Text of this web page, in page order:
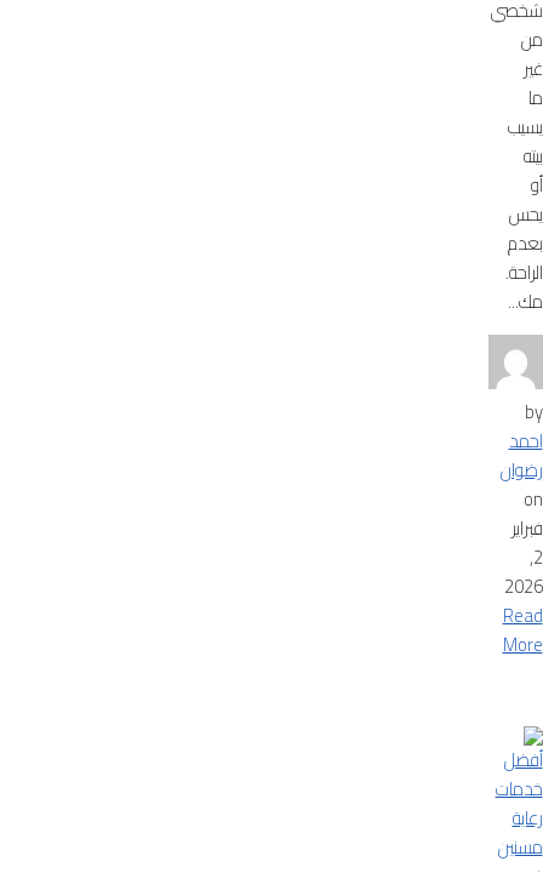
شخصي
من
غير
ما
يسيب
بيته
أو
يحس
بعدم
الراحة.
مك...
by
احمد
رضوان
on
فبراير
2,
2026
Read
More